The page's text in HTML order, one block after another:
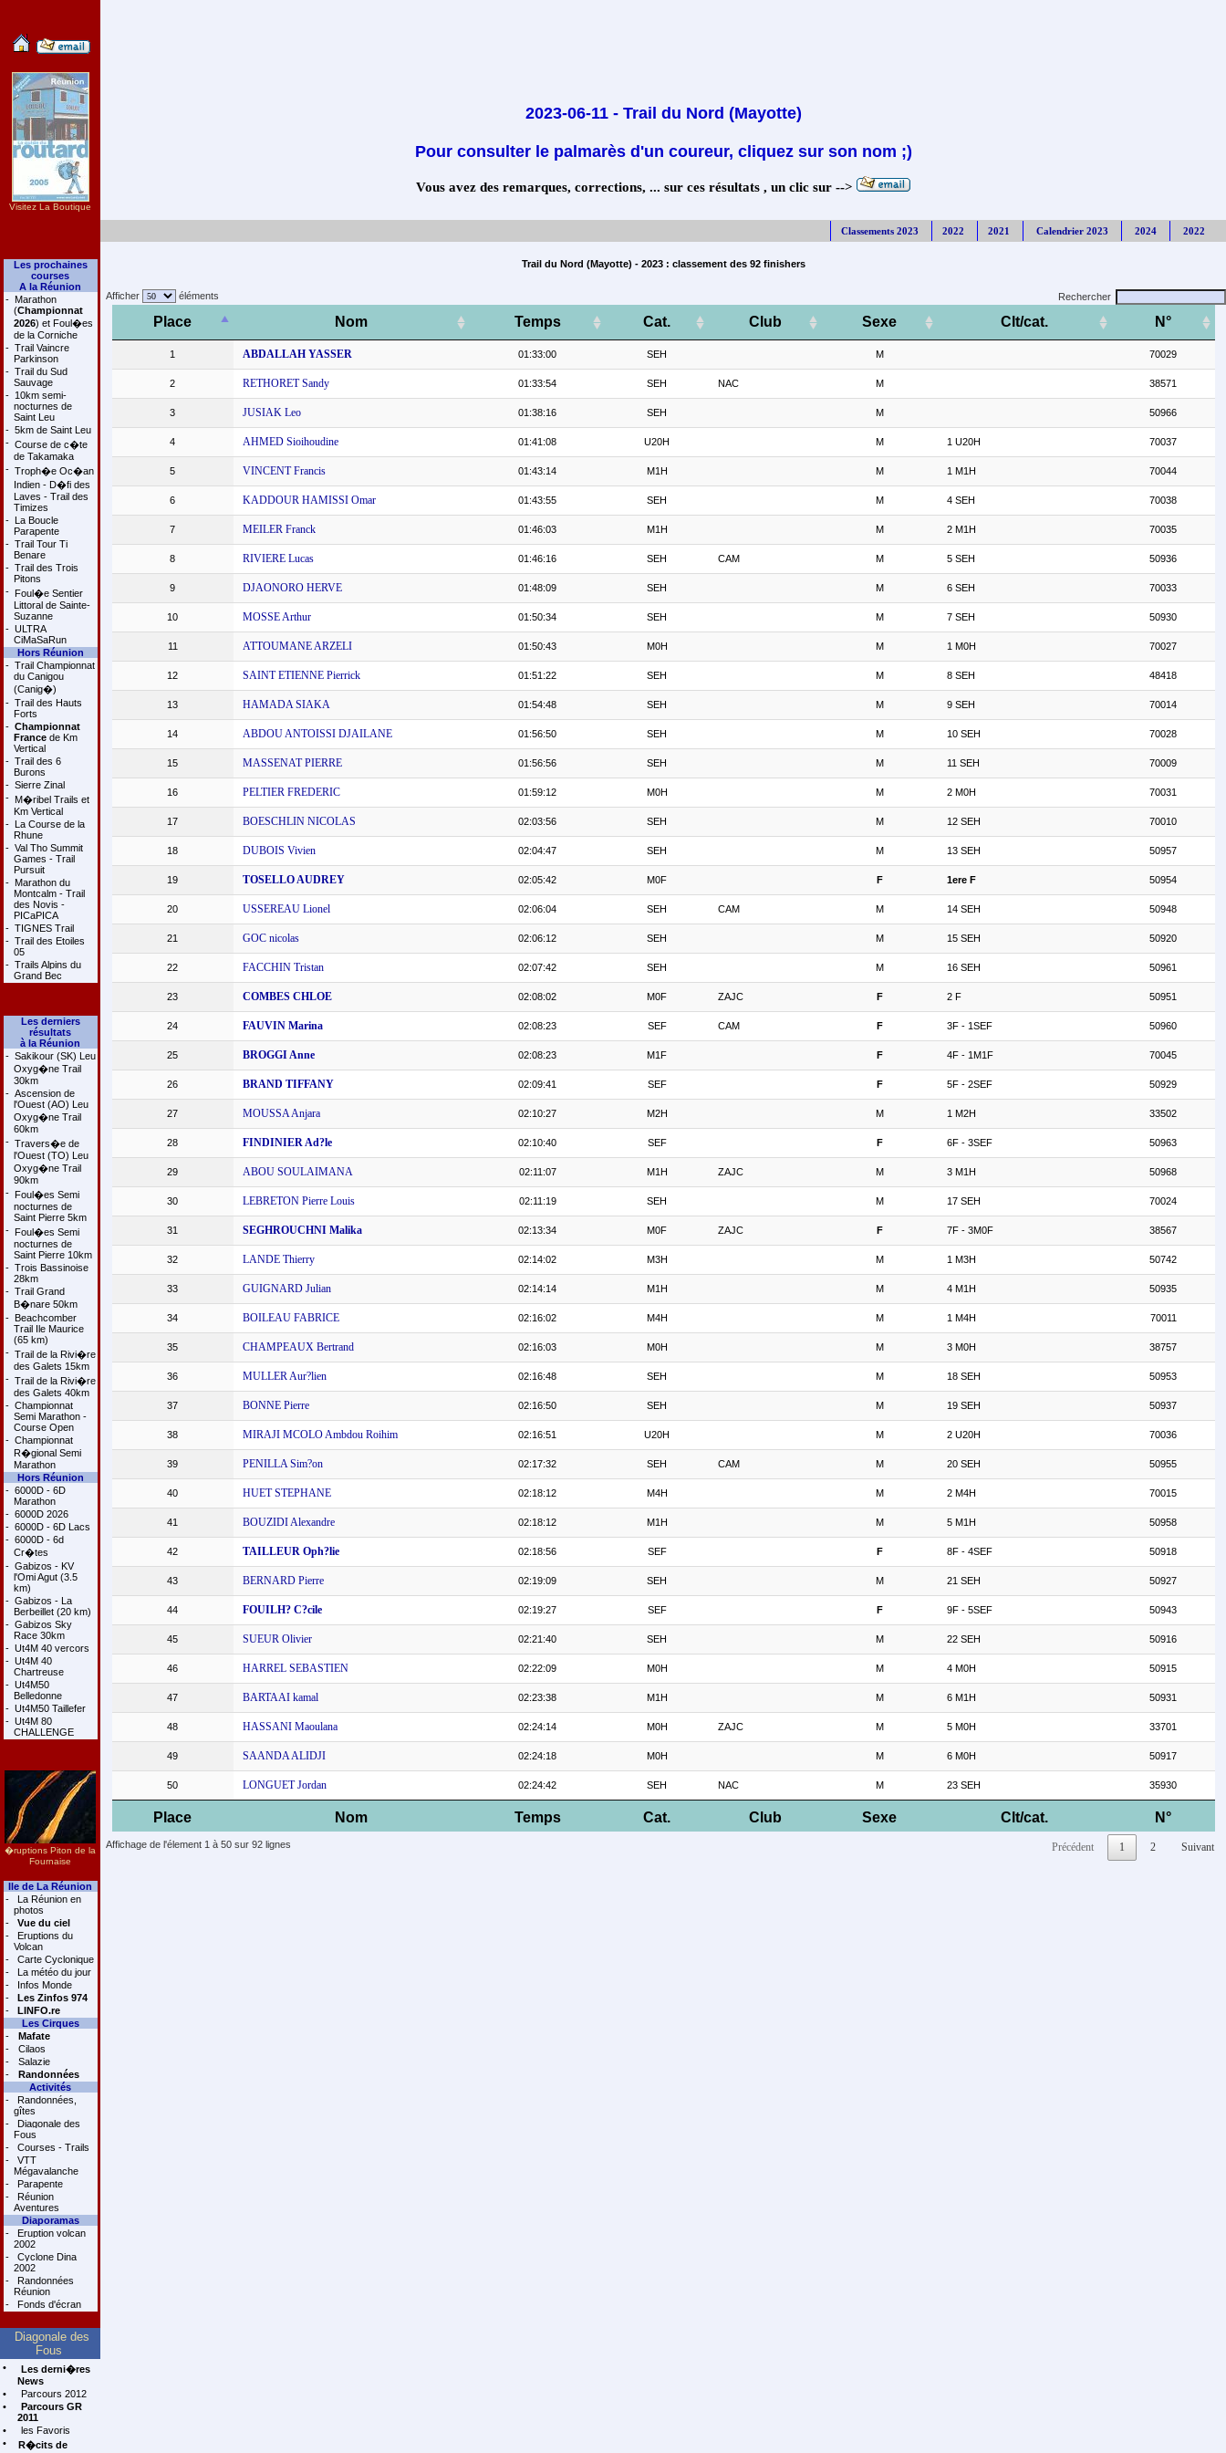
Visitez La Boutique
Les prochaines
courses
A la Réunion
- Marathon
(Championnat
2026) et Foul�es
de la Corniche
- Trail Vaincre
Parkinson
- Trail du Sud
Sauvage
- 10km semi-
nocturnes de
Saint Leu
- 5km de Saint Leu
- Course de c�te
de Takamaka
- Troph�e Oc�an
Indien - D�fi des
Laves - Trail des
Timizes
- La Boucle
Parapente
- Trail Tour Ti
Benare
- Trail des Trois
Pitons
- Foul�e Sentier
Littoral de Sainte-
Suzanne
- ULTRA
CiMaSaRun
Hors Réunion
- Trail Championnat
du Canigou
(Canig�)
- Trail des Hauts
Forts
- Championnat
Francede Km
Vertical
- Trail des 6
Burons
- Sierre Zinal
- M�ribel Trails et
Km Vertical
- La Course de la
Rhune
- Val Tho Summit
Games - Trail
Pursuit
- Marathon du
Montcalm - Trail
des Novis -
PICaPICA
- TIGNES Trail
- Trail des Etoiles
05
- Trails Alpins du
Grand Bec
Les derniers
résultats
à la Réunion
- Sakikour (SK) Leu
Oxyg�ne Trail
30km
- Ascension de
l'Ouest (AO) Leu
Oxyg�ne Trail
60km
- Travers�e de
l'Ouest (TO) Leu
Oxyg�ne Trail
90km
- Foul�es Semi
nocturnes de
Saint Pierre 5km
- Foul�es Semi
nocturnes de
Saint Pierre 10km
- Trois Bassinoise
28km
- Trail Grand
B�nare 50km
- Beachcomber
Trail Ile Maurice
(65 km)
- Trail de la Rivi�re
des Galets 15km
- Trail de la Rivi�re
des Galets 40km
- Championnat
Semi Marathon -
Course Open
- Championnat
R�gional Semi
Marathon
Hors Réunion
- 6000D - 6D
Marathon
- 6000D 2026
- 6000D - 6D Lacs
- 6000D - 6d
Cr�tes
- Gabizos - KV
l'Omi Agut (3.5
km)
- Gabizos - La
Berbeillet (20 km)
- Gabizos Sky
Race 30km
- Ut4M 40 vercors
- Ut4M 40
Chartreuse
- Ut4M50
Belledonne
- Ut4M50 Taillefer
- Ut4M 80
CHALLENGE
�ruptions Piton de la
Fournaise
Ile de La Réunion
-
La Réunion en
photos
-
Vue du ciel
-
Eruptions du
Volcan
-
Carte Cyclonique
-
La météo du jour
-
Infos Monde
-
Les Zinfos 974
-
LINFO.re
Les Cirques
-
Mafate
-
Cilaos
-
Salazie
-
Randonnées
Activités
-
Randonnées,
gîtes
-
Diagonale des
Fous
-
Courses - Trails
-
VTT
Mégavalanche
-
Parapente
-
Réunion
Aventures
Diaporamas
-
Eruption volcan
2002
-
Cyclone Dina
2002
-
Randonnées
Réunion
-
Fonds d'écran
Diagonale des
Fous
•
Les derni�res
News
•
Parcours 2012
•
Parcours GR
2011
•
les Favoris
•
R�cits de
2023-06-11 - Trail du Nord (Mayotte)
Pour consulter le palmarès d'un coureur, cliquez sur son nom ;)
Vous avez des remarques, corrections, ... sur ces résultats , un clic sur -->
Classements 2023 2022 2021 Calendrier 2023 2024 2022
Trail du Nord (Mayotte) - 2023 : classement des 92 finishers
Afficher éléments Rechercher
Place Nom Temps Cat. Club Sexe Clt/cat. N°
Place Nom Temps Cat. Club Sexe Clt/cat. N°
1 ABDALLAH YASSER 01:33:00 SEH M 70029
2 RETHORET Sandy 01:33:54 SEH NAC M 38571
3 JUSIAK Leo 01:38:16 SEH M 50966
4 AHMED Sioihoudine 01:41:08 U20H M 1 U20H 70037
5 VINCENT Francis 01:43:14 M1H M 1 M1H 70044
6 KADDOUR HAMISSI Omar 01:43:55 SEH M 4 SEH 70038
7 MEILER Franck 01:46:03 M1H M 2 M1H 70035
8 RIVIERE Lucas 01:46:16 SEH CAM M 5 SEH 50936
9 DJAONORO HERVE 01:48:09 SEH M 6 SEH 70033
10 MOSSE Arthur 01:50:34 SEH M 7 SEH 50930
11 ATTOUMANE ARZELI 01:50:43 M0H M 1 M0H 70027
12 SAINT ETIENNE Pierrick 01:51:22 SEH M 8 SEH 48418
13 HAMADA SIAKA 01:54:48 SEH M 9 SEH 70014
14 ABDOU ANTOISSI DJAILANE 01:56:50 SEH M 10 SEH 70028
15 MASSENAT PIERRE 01:56:56 SEH M 11 SEH 70009
16 PELTIER FREDERIC 01:59:12 M0H M 2 M0H 70031
17 BOESCHLIN NICOLAS 02:03:56 SEH M 12 SEH 70010
18 DUBOIS Vivien 02:04:47 SEH M 13 SEH 50957
19 TOSELLO AUDREY 02:05:42 M0F F 1ere F 50954
20 USSEREAU Lionel 02:06:04 SEH CAM M 14 SEH 50948
21 GOC nicolas 02:06:12 SEH M 15 SEH 50920
22 FACCHIN Tristan 02:07:42 SEH M 16 SEH 50961
23 COMBES CHLOE 02:08:02 M0F ZAJC F 2 F 50951
24 FAUVIN Marina 02:08:23 SEF CAM F 3F - 1SEF 50960
25 BROGGI Anne 02:08:23 M1F F 4F - 1M1F 70045
26 BRAND TIFFANY 02:09:41 SEF F 5F - 2SEF 50929
27 MOUSSA Anjara 02:10:27 M2H M 1 M2H 33502
28 FINDINIER Ad?le 02:10:40 SEF F 6F - 3SEF 50963
29 ABOU SOULAIMANA 02:11:07 M1H ZAJC M 3 M1H 50968
30 LEBRETON Pierre Louis 02:11:19 SEH M 17 SEH 70024
31 SEGHROUCHNI Malika 02:13:34 M0F ZAJC F 7F - 3M0F 38567
32 LANDE Thierry 02:14:02 M3H M 1 M3H 50742
33 GUIGNARD Julian 02:14:14 M1H M 4 M1H 50935
34 BOILEAU FABRICE 02:16:02 M4H M 1 M4H 70011
35 CHAMPEAUX Bertrand 02:16:03 M0H M 3 M0H 38757
36 MULLER Aur?lien 02:16:48 SEH M 18 SEH 50953
37 BONNE Pierre 02:16:50 SEH M 19 SEH 50937
38 MIRAJI MCOLO Ambdou Roihim 02:16:51 U20H M 2 U20H 70036
39 PENILLA Sim?on 02:17:32 SEH CAM M 20 SEH 50955
40 HUET STEPHANE 02:18:12 M4H M 2 M4H 70015
41 BOUZIDI Alexandre 02:18:12 M1H M 5 M1H 50958
42 TAILLEUR Oph?lie 02:18:56 SEF F 8F - 4SEF 50918
43 BERNARD Pierre 02:19:09 SEH M 21 SEH 50927
44 FOUILH? C?cile 02:19:27 SEF F 9F - 5SEF 50943
45 SUEUR Olivier 02:21:40 SEH M 22 SEH 50916
46 HARREL SEBASTIEN 02:22:09 M0H M 4 M0H 50915
47 BARTAAI kamal 02:23:38 M1H M 6 M1H 50931
48 HASSANI Maoulana 02:24:14 M0H ZAJC M 5 M0H 33701
49 SAANDA ALIDJI 02:24:18 M0H M 6 M0H 50917
50 LONGUET Jordan 02:24:42 SEH NAC M 23 SEH 35930
Affichage de l'élement 1 à 50 sur 92 lignes Précédent 1 2 Suivant